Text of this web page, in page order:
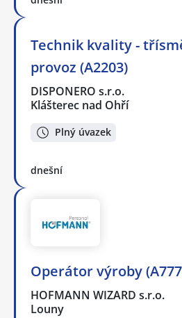
Technik kvality -
provoz (A2203)
DISPONERO s.r.o.
Klášterec nad Ohří
Plný úvazek
dnešní
Operátor výroby
HOFMANN WIZARD s.r.o.
Louny